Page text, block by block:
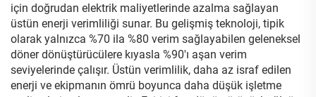
için doğrudan elektrik maliyetlerinde azalma sağlayan
üstün enerji verimliliği sunar. Bu gelişmiş teknoloji, tipik
olarak yalnızca %70 ila %80 verim sağlayabilen geleneksel
döner dönüştürücülere kıyasla %90'ı aşan verim
seviyelerinde çalışır. Üstün verimlilik, daha az israf edilen
enerji ve ekipmanın ömrü boyunca daha düşük işletme